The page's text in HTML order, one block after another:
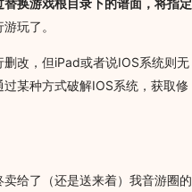
玩了。
改，但iPad或者说IOS系统则无
某种方式破解IOS系统，获取修
给了（还是送来着）我音游圈的